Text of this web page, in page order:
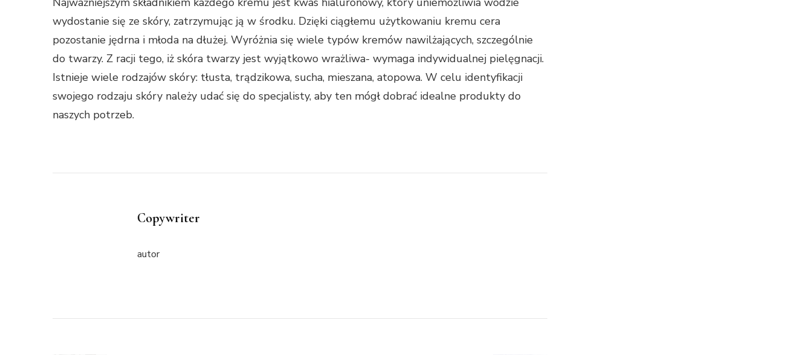
wydostanie się ze skóry, zatrzymując ją w środku. Dzięki ciągłemu użytkowaniu kremu cera
pozostanie jędrna i młoda na dłużej. Wyróżnia się wiele typów kremów nawilżających, szczególnie
do twarzy. Z racji tego, iż skóra twarzy jest wyjątkowo wrażliwa- wymaga indywidualnej pielęgnacji.
Istnieje wiele rodzajów skóry: tłusta, trądzikowa, sucha, mieszana, atopowa. W celu identyfikacji
swojego rodzaju skóry należy udać się do specjalisty, aby ten mógł dobrać idealne produkty do
naszych potrzeb.
Copywriter
autor